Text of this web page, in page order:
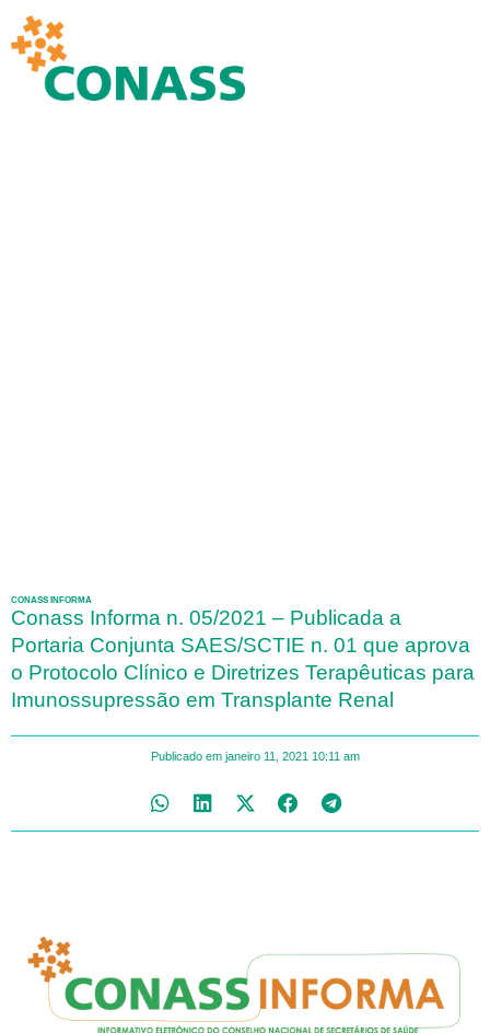
CONASS INFORMA
Conass Informa n. 05/2021 – Publicada a
Portaria Conjunta SAES/SCTIE n. 01 que aprova
o Protocolo Clínico e Diretrizes Terapêuticas para
Imunossupressão em Transplante Renal
Publicado em janeiro 11, 2021 10:11 am